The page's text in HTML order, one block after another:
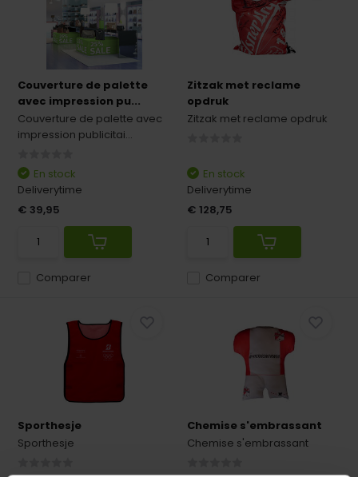
Couverture de palette
avec impression pu...
Couverture de palette avec
impression publicitai...
Comparer
En stock
Deliverytime
€ 39,95
Zitzak met reclame
opdruk
Zitzak met reclame opdruk
Comparer
En stock
Deliverytime
€ 128,75
Sporthesje
Sporthesje
Chemise s'embrassant
Chemise s'embrassant